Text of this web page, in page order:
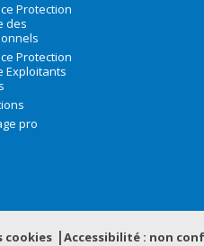
Protection
des
Protection
Exploitants
pro
cookies Accessibilité : non